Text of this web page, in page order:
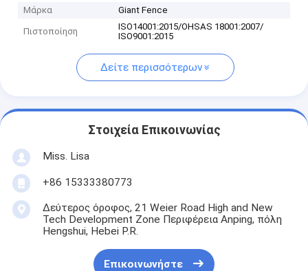
Μάρκα Giant Fence
Πιστοποίηση
ISO14001:2015/OHSAS 18001:2007/
ISO9001:2015
Δείτε περισσότερων
Στοιχεία Επικοινωνίας
Miss. Lisa
+86 15333380773
Δεύτερος όροφος, 21 Weier Road High and New
Tech Development Zone Περιφέρεια Anping, πόλη
Hengshui, Hebei P.R.
Επικοινωνήστε